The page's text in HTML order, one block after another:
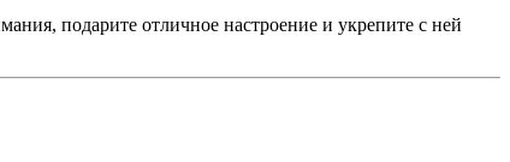
подарите отличное настроение и укрепите с ней